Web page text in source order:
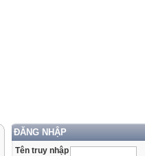
ĐĂNG NHẬP
Tên truy nhập